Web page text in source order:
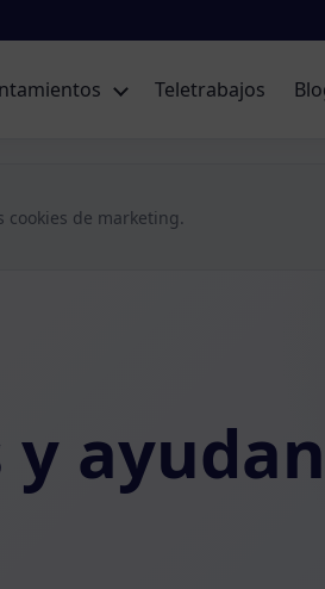
Teletrabajos
cookies de marketing.
y